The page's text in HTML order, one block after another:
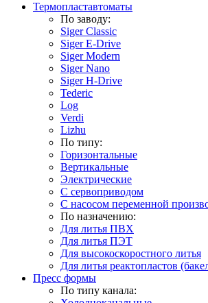
Термопластавтоматы
По заводу:
Siger Classic
Siger E-Drive
Siger Modern
Siger Nano
Siger H-Drive
Tederic
Log
Verdi
Lizhu
По типу:
Горизонтальные
Вертикальные
Электрические
С сервоприводом
С насосом переменной
По назначению:
Для литья ПВХ
Для литья ПЭТ
Для высокоскоростного литья
Для литья реактопластов
Пресс формы
По типу канала: